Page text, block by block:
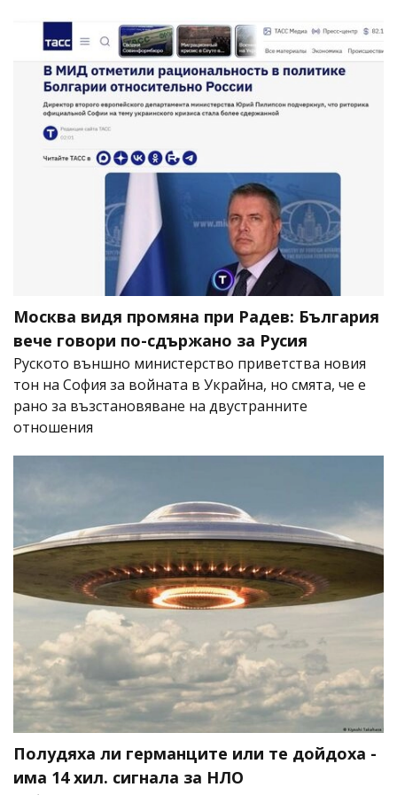
Москва видя промяна при Радев: България
вече говори по-сдържано за Русия
Руското външно министерство приветства новия
тон на София за войната в Украйна, но смята, че е
рано за възстановяване на двустранните
отношения
Полудяха ли германците или те дойдоха -
има 14 хил. сигнала за НЛО